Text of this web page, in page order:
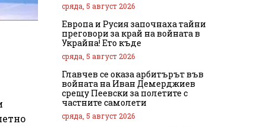
сряда, 5 август 2026
Европа и Русия започнаха тайни
преговори за край на войната в
Украйна! Ето къде
сряда, 5 август 2026
Главчев се оказа арбитърът във
войната на Иван Демерджиев
срещу Пеевски за полетите с
частните самолети
сряда, 5 август 2026